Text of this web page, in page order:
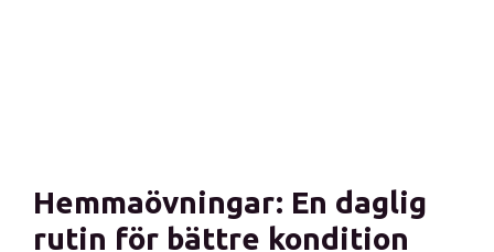
Hemmaövningar: En daglig
rutin för bättre kondition